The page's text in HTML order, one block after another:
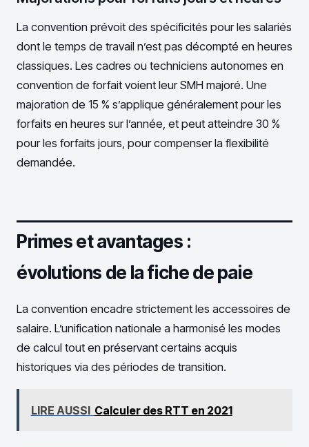
La convention prévoit des spécificités pour les salariés
dont le temps de travail n’est pas décompté en heures
classiques. Les cadres ou techniciens autonomes en
convention de forfait voient leur SMH majoré. Une
majoration de 15 % s’applique généralement pour les
forfaits en heures sur l’année, et peut atteindre 30 %
pour les forfaits jours, pour compenser la flexibilité
demandée.
Primes et avantages :
évolutions de la fiche de paie
La convention encadre strictement les accessoires de
salaire. L’unification nationale a harmonisé les modes
de calcul tout en préservant certains acquis
historiques via des périodes de transition.
LIRE AUSSI Calculer des RTT en 2021